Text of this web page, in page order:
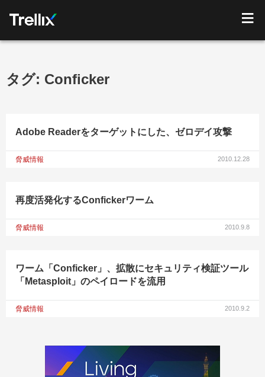
タグ: Conficker
Adobe Readerをターゲットにした、ゼロデイ攻撃
脅威情報 2010.12.28
再度活発化するConfickerワーム
脅威情報 2010.9.8
ワーム「Conficker」、拡散にセキュリティ検証ツール
「Metasploit」のペイロードを流用
脅威情報 2010.9.2